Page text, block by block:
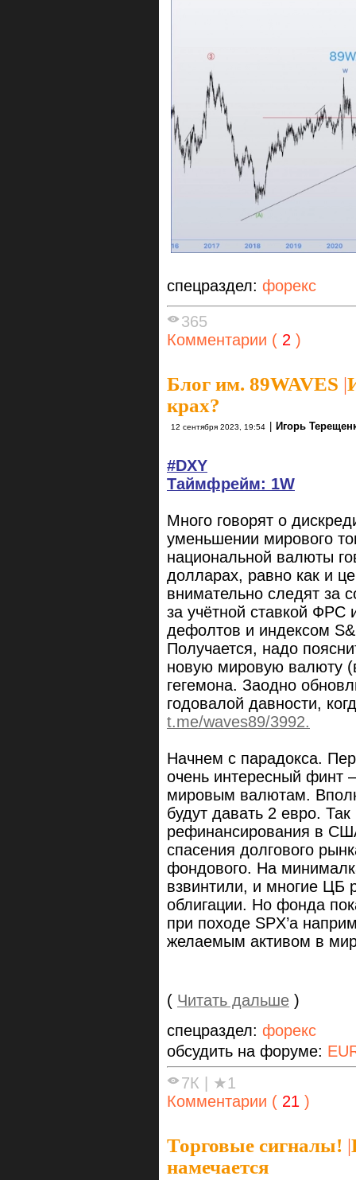
спецраздел: форекс
365
Комментарии ( 2 )
Блог им. 89WAVES |
крах?
12 сентября 2023, 19:54 | Игорь
#DXY
Таймфрейм: 1W
Много говорят о
уменьшении мирового
национальной валюты
долларах, равно как и
внимательно следят за
за учётной ставкой ФРС
дефолтов и индексом
Получается, надо
новую мировую валюту
гегемона. Заодно
годовалой давности,
t.me/waves89/3992.
Начнем с парадокса.
очень интересный финт
мировым валютам.
будут давать 2 евро.
рефинансирования в
спасения долгового
фондового. На
взвинтили, и многие ЦБ
облигации. Но фонда
при походе SPX’а
желаемым активом в
( Читать дальше )
спецраздел: форекс
обсудить на форуме:
7К | ★1
Комментарии ( 21 )
Торговые сигналы! |
намечается